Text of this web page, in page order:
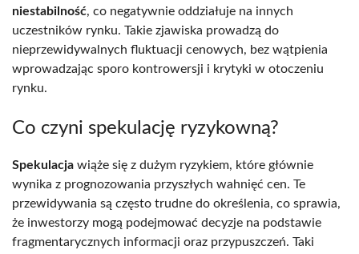
niestabilność, co negatywnie oddziałuje na innych
uczestników rynku. Takie zjawiska prowadzą do
nieprzewidywalnych fluktuacji cenowych, bez wątpienia
wprowadzając sporo kontrowersji i krytyki w otoczeniu
rynku.
Co czyni spekulację ryzykowną?
Spekulacja wiąże się z dużym ryzykiem, które głównie
wynika z prognozowania przyszłych wahnięć cen. Te
przewidywania są często trudne do określenia, co sprawia,
że inwestorzy mogą podejmować decyzje na podstawie
fragmentarycznych informacji oraz przypuszczeń. Taki